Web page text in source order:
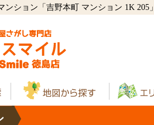
ション「吉野本町 マンション 1K 205」